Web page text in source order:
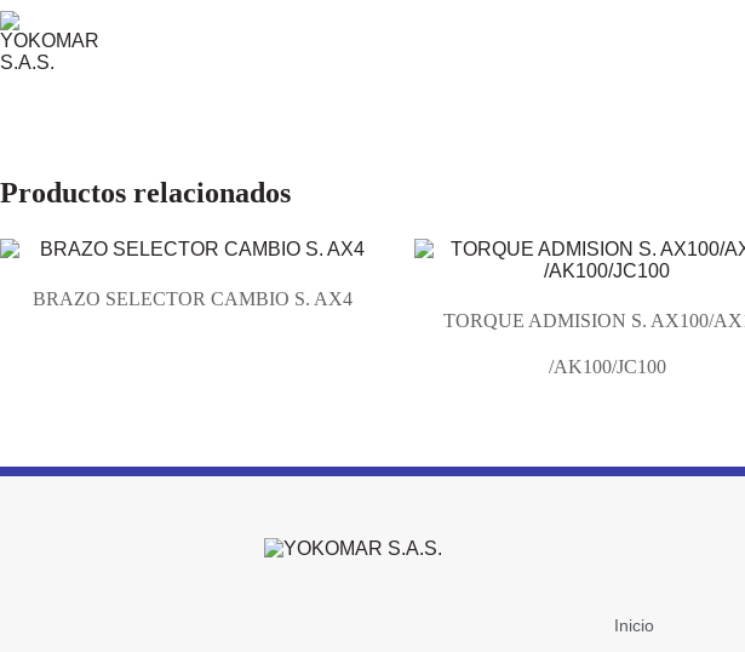
Productos relacionados
BRAZO SELECTOR CAMBIO S. AX4
TORQUE ADMISION S. AX100/
/AK100/JC100
Inicio